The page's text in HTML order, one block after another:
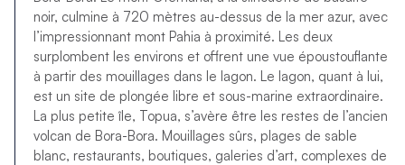
noir, culmine à 720 mètres au-dessus de la mer azur, avec
l’impressionnant mont Pahia à proximité. Les deux
surplombent les environs et offrent une vue époustouflante
à partir des mouillages dans le lagon. Le lagon, quant à lui,
est un site de plongée libre et sous-marine extraordinaire.
La plus petite île, Topua, s’avère être les restes de l’ancien
volcan de Bora-Bora. Mouillages sûrs, plages de sable
blanc, restaurants, boutiques, galeries d’art, complexes de